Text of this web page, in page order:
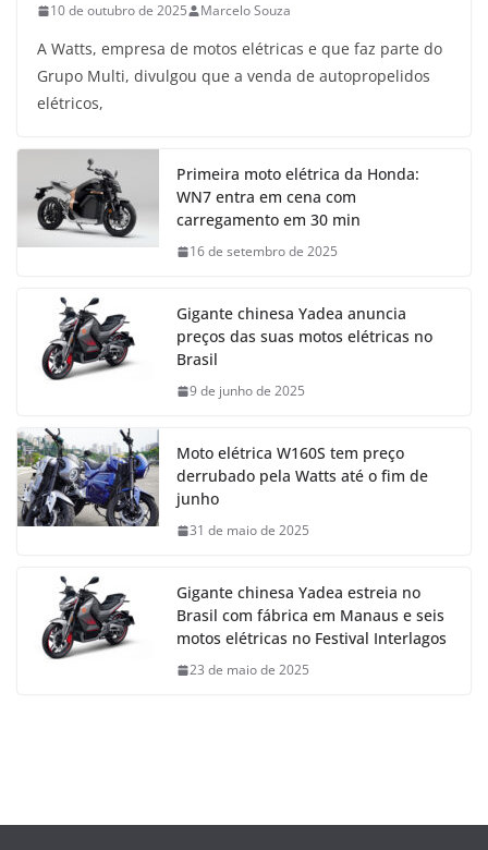
10 de outubro de 2025 Marcelo Souza
A Watts, empresa de motos elétricas e que faz parte do
Grupo Multi, divulgou que a venda de autopropelidos
elétricos,
Primeira moto elétrica da Honda:
WN7 entra em cena com
carregamento em 30 min
16 de setembro de 2025
Gigante chinesa Yadea anuncia
preços das suas motos elétricas no
Brasil
9 de junho de 2025
Moto elétrica W160S tem preço
derrubado pela Watts até o fim de
junho
31 de maio de 2025
Gigante chinesa Yadea estreia no
Brasil com fábrica em Manaus e seis
motos elétricas no Festival Interlagos
23 de maio de 2025